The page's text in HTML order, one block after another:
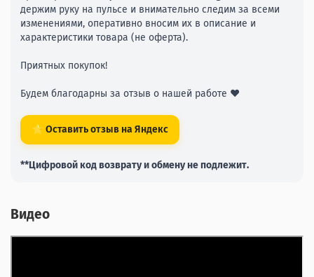
держим руку на пульсе и внимательно следим за всеми
изменениями, оперативно вносим их в описание и
характеристики товара (не оферта).
Приятных покупок!
Будем благодарны за отзыв о нашей работе ❤️
⭐ Оставить отзыв на Яндекс
**Цифровой код возврату и обмену не подлежит.
Видео